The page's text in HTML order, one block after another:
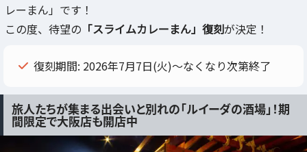
レーまん」です！
この度、待望の 「スライムカレーまん」復刻が決定！
復刻期間: 2026年7月7日(火)〜なくなり次第終了
旅人たちが集まる出会いと別れの「ルイーダの酒場」！期
間限定で大阪店も開店中